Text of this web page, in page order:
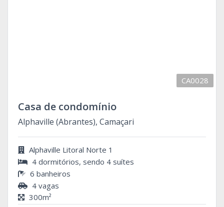
CA0028
Casa de condomínio
Alphaville (Abrantes), Camaçari
Alphaville Litoral Norte 1
4 dormitórios, sendo 4 suítes
6 banheiros
4 vagas
300m²